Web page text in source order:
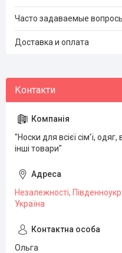
Часто задаваемые
Доставка и оплата
"Носки для всієї сім'ї, одяг,
інші товари"
Незалежності,
Україна
Ольга